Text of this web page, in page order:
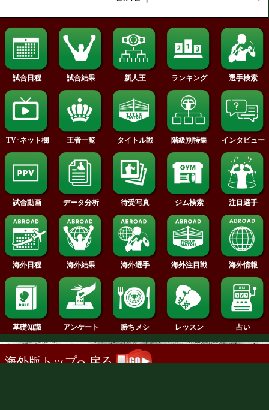
2019年
2018年
2017年
2016年
2015年
2014年
2013年
2012年